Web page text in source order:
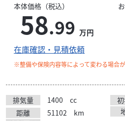
本体価格（税込）
58.99 万円
在庫確認・見積依頼
※整備や保険内容等によって変わる場合
排気量 1400 cc
距離
51102 km